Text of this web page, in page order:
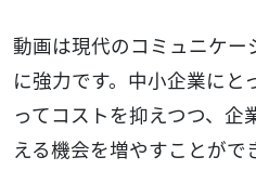
動画は現代のコミュニケー
に強力です。中小企業にと
ってコストを抑えつつ、
える機会を増やすことがで